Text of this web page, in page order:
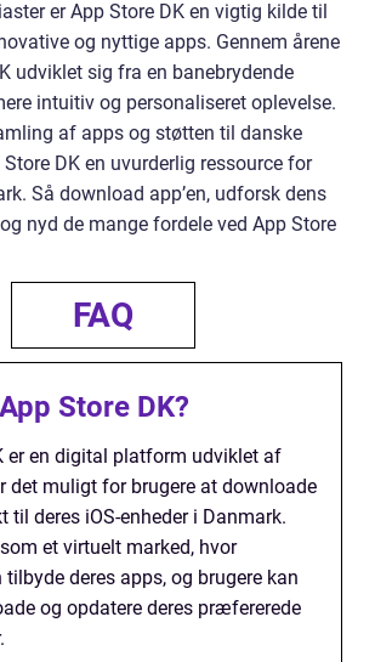
er App Store DK en vigtig kilde til
og nyttige apps. Gennem årene
udviklet sig fra en banebrydende
intuitiv og personaliseret oplevelse.
af apps og støtten til danske
DK en uvurderlig ressource for
Så download app’en, udforsk dens
nyd de mange fordele ved App Store
FAQ
Store DK?
er en digital platform udviklet af
det muligt for brugere at downloade
til deres iOS-enheder i Danmark.
et virtuelt marked, hvor
tilbyde deres apps, og brugere kan
og opdatere deres præfererede